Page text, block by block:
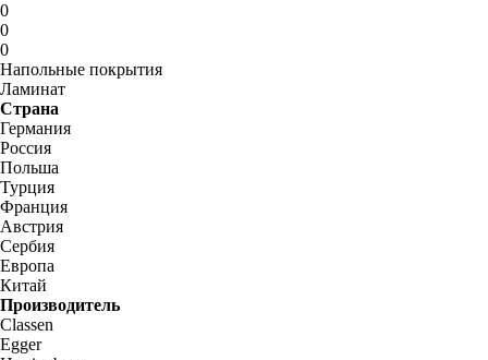
0
0
0
Напольные покрытия
Ламинат
Страна
Германия
Россия
Польша
Турция
Франция
Австрия
Сербия
Европа
Китай
Производитель
Classen
Egger